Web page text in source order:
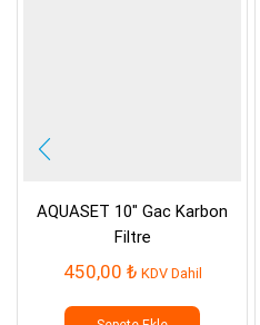
AQUASET 10″ Gac Karbon
Filtre
450,00 ₺ KDV Dahil